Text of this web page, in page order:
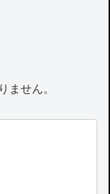
ません。